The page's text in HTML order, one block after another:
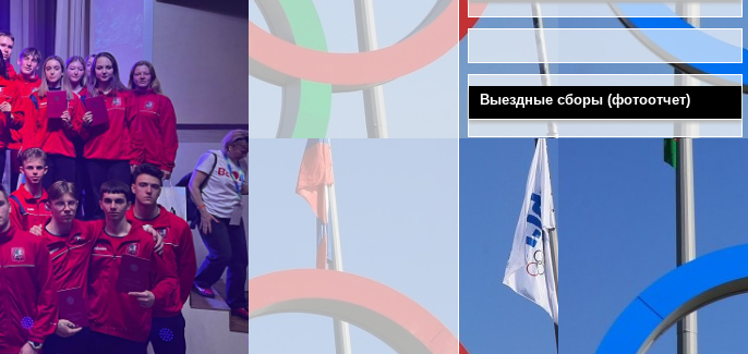
Выездные сборы (фотоотчет)